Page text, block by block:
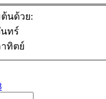
นด้วย:
ทร์
ทิตย์